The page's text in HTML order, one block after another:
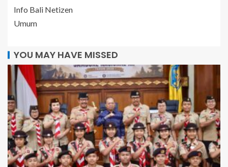
Info Bali Netizen
Umum
YOU MAY HAVE MISSED